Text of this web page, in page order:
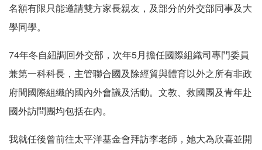
名額有限只能邀請雙方家長親友，及部分的外交部同事及大
學同學。
74年冬自紐調回外交部，次年5月擔任國際組織司專門委員
兼第一科科長，主管聯合國及除經貿與體育以外之所有非政
府間國際組織的國內外會議及活動。文教、救國團及青年赴
國外訪問團均包括在內。
我就任後曾前往太平洋基金會拜訪李老師，她大為欣喜並開